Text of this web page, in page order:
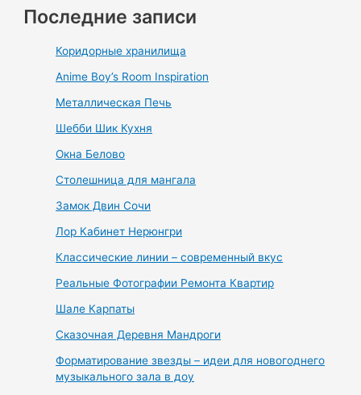
Последние записи
Коридорные хранилища
Anime Boy’s Room Inspiration
Металлическая Печь
Шебби Шик Кухня
Окна Белово
Столешница для мангала
Замок Двин Сочи
Лор Кабинет Нерюнгри
Классические линии – современный вкус
Реальные Фотографии Ремонта Квартир
Шале Карпаты
Сказочная Деревня Мандроги
Форматирование звезды – идеи для новогоднего
музыкального зала в доу